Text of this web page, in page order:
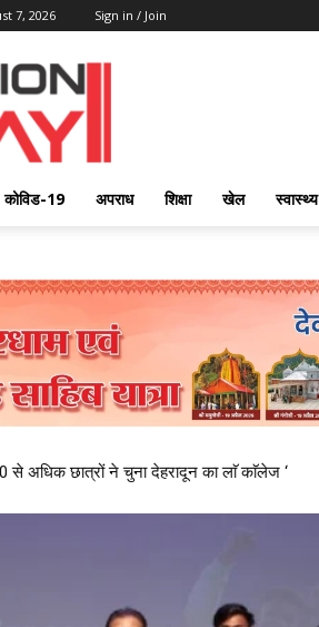
7, 2026 Sign in / Join
कोविड-19 अपराध शिक्षा खेल स्वास्थ्य
से अधिक छात्रों ने चुना देहरादून का लाॅ काॅलेज ‘